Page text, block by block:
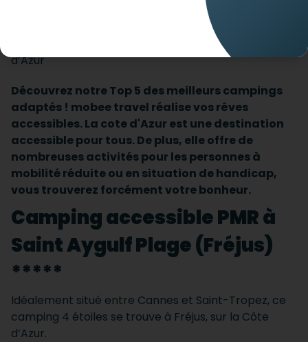
Découvrez notre Top 5 des meilleurs campings
adaptés ! mobee travel réalise vos rêves
accessibles. La cote d'Azur est une destination
accessible pour tous. De plus, elle offre de
nombreuses activités pour les personnes à
mobilité réduite ou en situation de handicap,
vous trouverez forcément votre bonheur.
Camping accessible PMR à
Saint Aygulf Plage (Fréjus)
*****
Idéalement situé entre Cannes et Saint-Tropez, ce
camping 4 étoiles se trouve à Fréjus, sur la Côte
d’Azur.